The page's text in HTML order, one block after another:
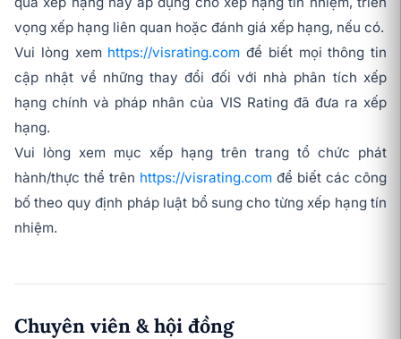
vọng xếp hạng liên quan hoặc đánh giá xếp hạng, nếu có.
Vui lòng xem https://visrating.com để biết mọi thông tin
cập nhật về những thay đổi đối với nhà phân tích xếp
hạng chính và pháp nhân của VIS Rating đã đưa ra xếp
hạng.
Vui lòng xem mục xếp hạng trên trang tổ chức phát
hành/thực thể trên https://visrating.com để biết các công
bố theo quy định pháp luật bổ sung cho từng xếp hạng tín
nhiệm.
Chuyên viên & hội đồng